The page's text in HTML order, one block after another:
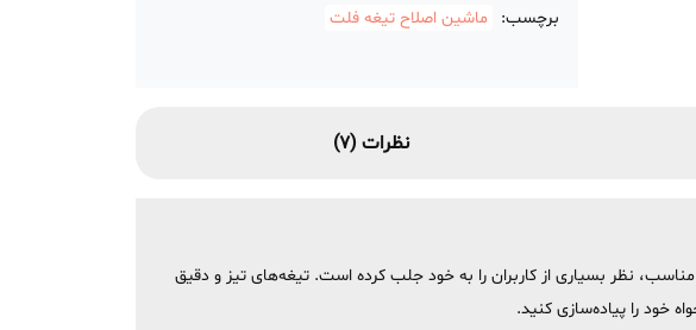
برچسب:
ماشین اصلاح تیغه فلت
نظرات (7)
و قیمتی مناسب، نظر بسیاری از کاربران را به خود جلب کرده است. تیغه‌های تیز و دقیق
خود را پیاده‌سازی کنید.